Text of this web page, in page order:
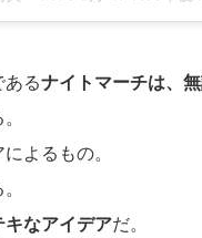
るナイトマーチは、
よるもの。
キなアイデアだ。